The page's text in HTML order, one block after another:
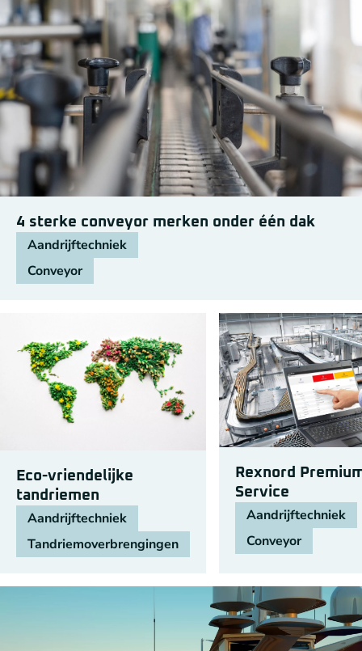
4 sterke conveyor merken onder één dak
Aandrijftechniek
Conveyor
Eco-vriendelijke
tandriemen
Aandrijftechniek
Tandriemoverbrengingen
Rexnord
Service
Aandrijftechniek
Conveyor